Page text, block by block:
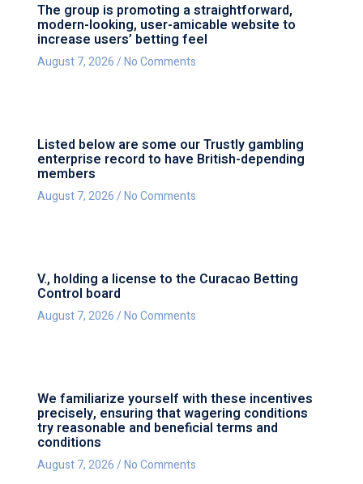
The group is promoting a straightforward,
modern-looking, user-amicable website to
increase users’ betting feel
August 7, 2026 No Comments
Listed below are some our Trustly gambling
enterprise record to have British-depending
members
August 7, 2026 No Comments
V., holding a license to the Curacao Betting
Control board
August 7, 2026 No Comments
We familiarize yourself with these incentives
precisely, ensuring that wagering conditions
try reasonable and beneficial terms and
conditions
August 7, 2026 No Comments